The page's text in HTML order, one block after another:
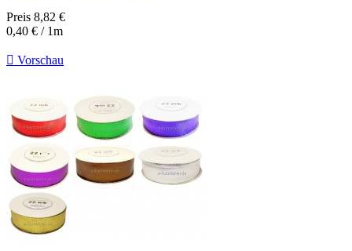
Preis 8,82 €
0,40 € / 1m
 Vorschau